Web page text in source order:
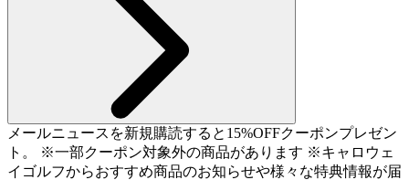
メールニュースを新規購読すると15%OFFクーポンプレゼン
ト。 ※一部クーポン対象外の商品があります ※キャロウェ
イゴルフからおすすめ商品のお知らせや様々な特典情報が届